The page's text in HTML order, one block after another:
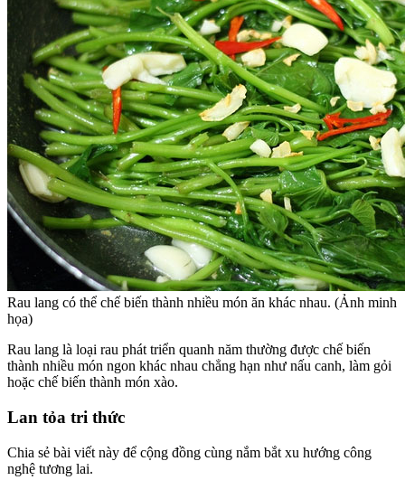
Rau lang có thể chế biến thành nhiều món ăn khác nhau. (Ảnh minh
họa)
Rau lang là loại rau phát triển quanh năm thường được chế biến
thành nhiều món ngon khác nhau chẳng hạn như nấu canh, làm gỏi
hoặc chế biến thành món xào.
Lan tỏa tri thức
Chia sẻ bài viết này để cộng đồng cùng nắm bắt xu hướng công
nghệ tương lai.